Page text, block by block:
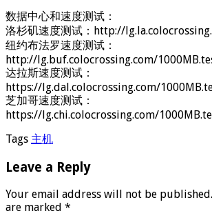
数据中心和速度测试：
洛杉矶速度测试：http://
纽约布法罗速度测试：
http://lg.buf.colocrossing.com/
达拉斯速度测试：
https://lg.dal.colocrossing.com/
芝加哥速度测试：
https://lg.chi.colocrossing.com/
Tags 主机
Leave a Reply
Your email address will not be published.
are marked *